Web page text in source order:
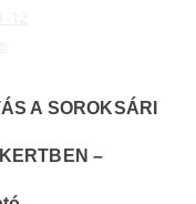
A SOROKSÁRI
–